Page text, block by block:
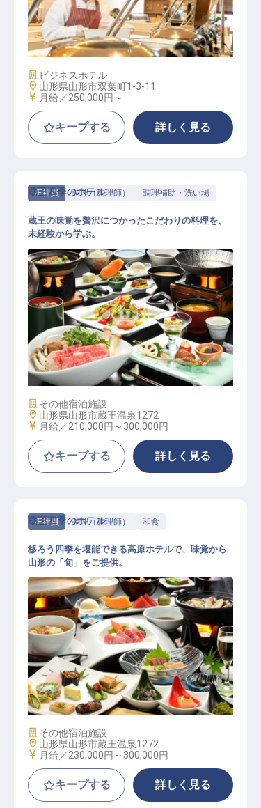
調理│月給25万～／年休116日／手当
充実／経験者優遇／多彩なキャリア
施設業態
ビジネスホテル
勤務地
山形県山形市双葉町1-3-11
給与
月給／250,000円～
キープする 詳しく見る
正社員 調理（調理師） 調理補助・洗い場
和食調理補助（個室寮あり／年間休
日105日／年6回の5～4連休あり）
蔵王四季のホテル
蔵王の味覚を贅沢につかったこだわりの料理を、
未経験から学ぶ。
施設業態
その他宿泊施設
勤務地
山形県山形市蔵王温泉1272
給与
月給／210,000円～ 300,000円
キープする 詳しく見る
正社員 調理（調理師） 和食
和食調理スタッフ（寮有／年間休日
105日／年6回の5～4連休あり）
蔵王四季のホテル
移ろう四季を堪能できる高原ホテルで、味覚から
山形の「旬」をご提供。
施設業態
その他宿泊施設
勤務地
山形県山形市蔵王温泉1272
給与
月給／230,000円～ 300,000円
キープする 詳しく見る